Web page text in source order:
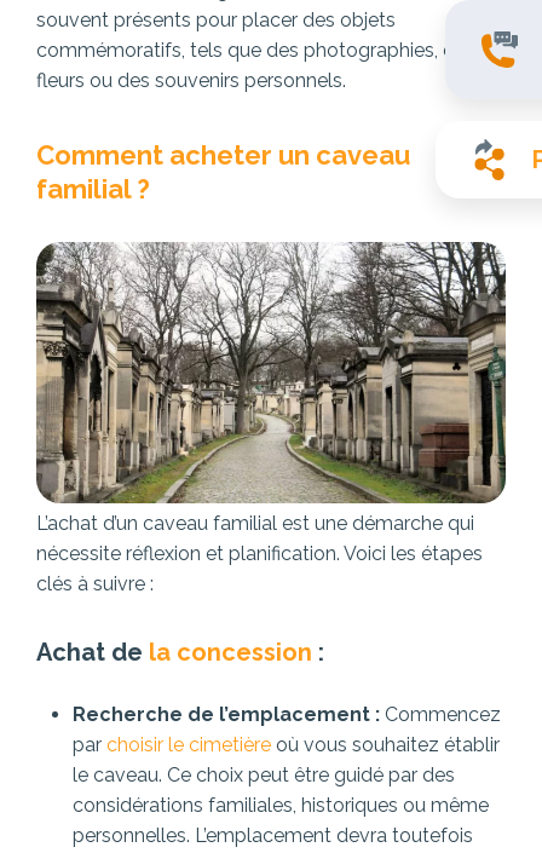
souvent présents pour placer des objets
commémoratifs, tels que des photographies, des
fleurs ou des souvenirs personnels.
Comment acheter un caveau
familial ?
L’achat d’un caveau familial est une démarche qui
nécessite réflexion et planification. Voici les étapes
clés à suivre :
Achat de la concession :
Recherche de l’emplacement : Commencez
par choisir le cimetière où vous souhaitez établir
le caveau. Ce choix peut être guidé par des
considérations familiales, historiques ou même
personnelles. L’emplacement devra toutefois